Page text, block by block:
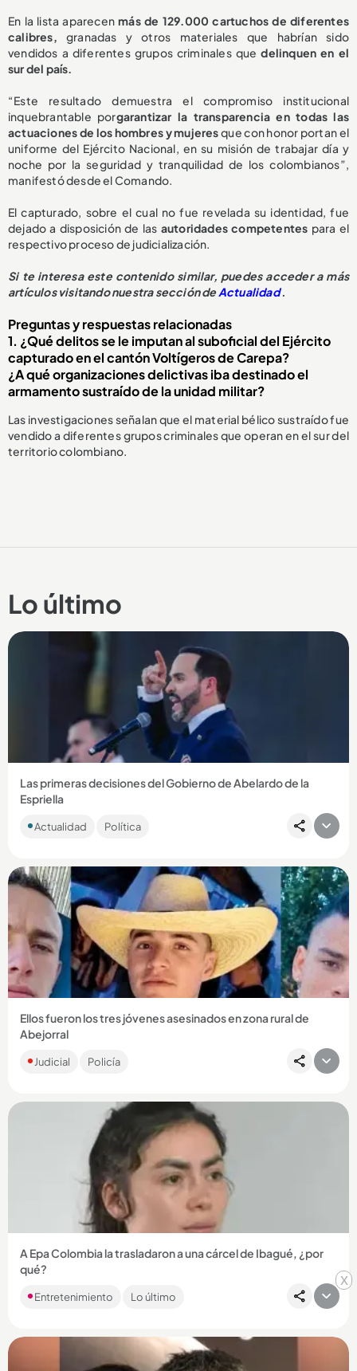
x
En la lista aparecenmás de 129.000 cartuchos de diferentes
calibres,
granadas y otros materiales que habrían sido
vendidos a diferentes grupos criminales quedelinquen en el
sur del país.
“Este resultado demuestra el compromiso institucional
inquebrantable porgarantizar la transparencia en todas las
actuaciones de los hombres y mujeresque con honor portan el
uniforme del Ejército Nacional, en su misión de trabajar día y
noche por la seguridad y tranquilidad de los colombianos”,
manifestó desde el Comando.
El capturado, sobre el cual no fue revelada su identidad, fue
dejado a disposición de las autoridades competentes para el
respectivo proceso de judicialización.
Si te interesa este contenido similar, puedes acceder a más
artículos visitando nuestra sección deActualidad.
Preguntas y respuestas relacionadas
1. ¿Qué delitos se le imputan al suboficial del Ejército
capturado en el cantón Voltígeros de Carepa?
¿A qué organizaciones delictivas iba destinado el
armamento sustraído de la unidad militar?
Las investigaciones señalan que el material bélico sustraído fue
vendido a diferentes grupos criminales que operan en el sur del
territorio colombiano.
Lo último
Las primeras decisiones del Gobierno de Abelardo de la
Espriella
encabezó el primer consejo de seguridad y oficializó su
Actualidad Política
Compartir Noticia
Ellos fueron los tres jóvenes asesinados en zona rural de
Abejorral
Habían salido de sus casas en dos motocicletas que no han
sido encontradas por las autoridades. Los ubicaron cerca de
Judicial Policía
Compartir Noticia
A Epa Colombia la trasladaron a una cárcel de Ibagué, ¿por
qué?
adoptadas por el nuevo Gobierno del presidente de
Entretenimiento Lo último